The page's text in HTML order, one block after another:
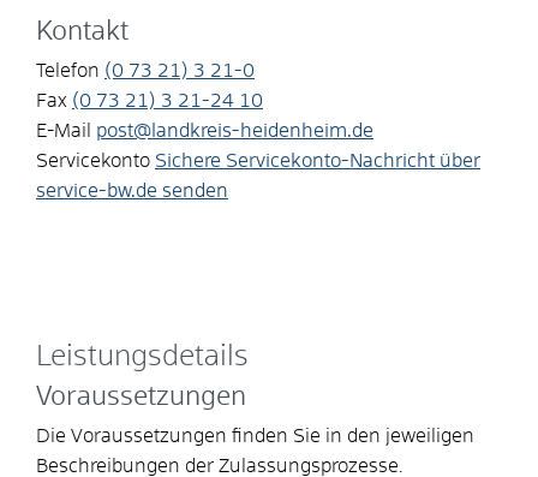
Kontakt
Telefon (0 73 21) 3 21-0
Fax (0 73 21) 3 21-24 10
E-Mail
post@landkreis-heidenheim.de
Servicekonto Sichere Servicekonto-Nachricht über
service-bw.de senden
Leistungsdetails
Voraussetzungen
Die Voraussetzungen finden Sie in den jeweiligen
Beschreibungen der Zulassungsprozesse.